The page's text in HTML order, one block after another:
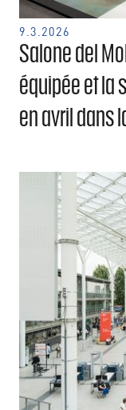
9.3.2026
Salone del
équipée et la
en avril dans